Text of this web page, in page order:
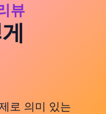
뷰
로 의미 있는